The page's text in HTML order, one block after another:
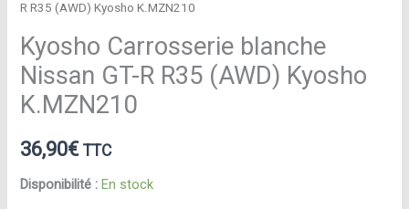
R R35 (AWD) Kyosho K.MZN210
Kyosho Carrosserie blanche
Nissan GT-R R35 (AWD) Kyosho
K.MZN210
36,90€ TTC
Disponibilité : En stock